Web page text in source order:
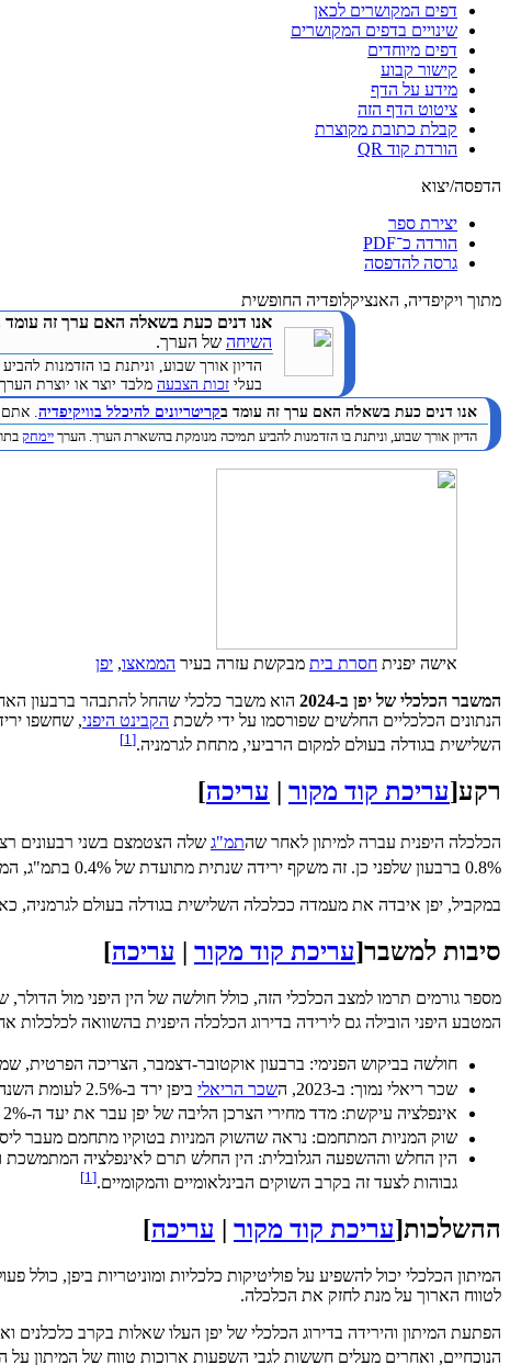
דפים המקושרים לכאן
שינויים בדפים המקושרים
דפים מיוחדים
קישור קבוע
מידע על הדף
ציטוט הדף הזה
קבלת כתובת מקוצרת
הורדת קוד QR
הדפסה/יצוא
יצירת ספר
הורדה כ־PDF
גרסה להדפסה
מתוך ויקיפדיה, האנציקלופדיה החופשית
אנו דנים כעת בשאלה האם ערך זה עומד
השיחה של הערך.
הדיון אורך שבוע, וניתנת בו הזדמנות
בעלי זכות הצבעה מלבד יוצר או יוצרת הערך.
אנו דנים כעת בשאלה האם ערך זה עומד בקריטריונים להיכלל בוויקיפדיה. אתם
הדיון אורך שבוע, וניתנת בו הזדמנות להביע תמיכה מנומקת בהשארת הערך. הערך יימחק
אישה יפנית חסרת בית מבקשת עזרה בעיר הממאצו, יפן
המשבר הכלכלי של יפן ב-2024
הוא משבר כלכלי שהחל להתבהר ברבעון
הנתונים הכלכליים החלשים שפורסמו על ידי לשכת הקבינט היפני
השלישית בגודלה בעולם למקום הרביעי, מתחת לגרמניה.[1]
רקע[עריכת קוד מקור עריכה]
הכלכלה היפנית עברה למיתון לאחר שהתמ"ג שלה הצטמצם בשני רבעונים רצופים
0.8% ברבעון שלפני כן. זה משקף ירידה שנתית מתועדת של 0.4% בתמ"ג, המאשרת מיתון טכני בכלכלה.
במקביל, יפן איבדה את מעמדה ככלכלה השלישית בגודלה בעולם לגרמניה, כאשר התמ"ג הנומינלי שלה עמד על 4.21 טריליון דולר
סיבות למשבר[עריכת קוד מקור | עריכה]
מספר גורמים תרמו למצב הכלכלי הזה, כולל חולשה של הין היפני מול הדולר,
המטבע היפני הובילה גם לירידה בדירוג הכלכלה היפנית בהשוואה לכלכלות
חולשה בביקוש הפנימי: ברבעון אוקטובר-דצמבר, הצריכה הפרטית, שמהווה יותר ממחצית מהתמ"ג היפני, ירדה ב-0.2%,
שכר ריאלי נמוך: ב-2023, ה שכר הריאלי ביפן ירד ב-2.5% לעומת השנה הקודמת, מה שמסמן שנתיים רצופות של ירידה. הירידה ב
אינפלציה עיקשת: מדד מחירי הצרכן הליבה של יפן עבר את יעד ה-2% של בנק יפן ל-21 חודשים רצופים, מה שגרם ל
שוק המניות המתחמם: נראה שהשוק המניות בטוקיו מתחמם מעבר
הין החלש וההשפעה הגלובלית: הין החלש תרם לאינפלציה המתמשכת
גבוהות לצעד זה בקרב השוקים הבינלאומיים והמקומיים.[1]
ההשלכות[עריכת קוד מקור | עריכה]
המיתון הכלכלי יכול להשפיע על פוליטיקות כלכליות ומוניטריות ביפן,
לטווח הארוך על מנת לחזק את הכלכלה.
הפתעת המיתון והירידה בדירוג הכלכלי של יפן העלו שאלות בקרב
הנוכחיים, ואחרים מעלים חששות לגבי השפעות ארוכות טווח של המיתון על